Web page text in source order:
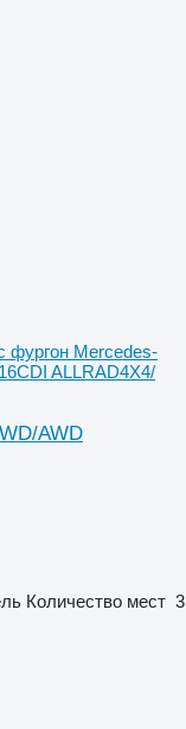
фургон Mercedes-
ALLRAD4X4/
AWD
Количество мест 3